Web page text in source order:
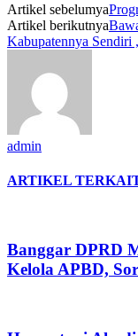
Artikel sebelumya
Artikel berikutnya
Kabupatennya Sendiri
admin
ARTIKEL
Banggar DPRD
Kelola APBD,